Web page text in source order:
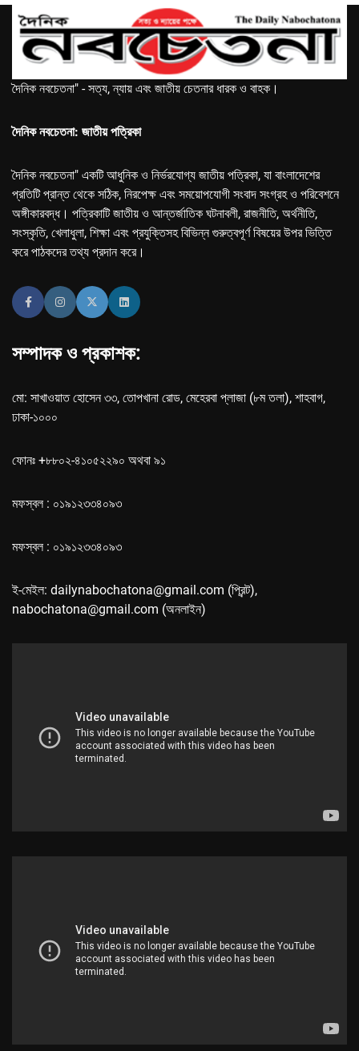
দৈনিক নবচেতনা" - সত্য, ন্যায় এবং জাতীয় চেতনার ধারক ও বাহক।
দৈনিক নবচেতনা: জাতীয় পত্রিকা
দৈনিক নবচেতনা" একটি আধুনিক ও নির্ভরযোগ্য জাতীয় পত্রিকা, যা বাংলাদেশের
প্রতিটি প্রান্ত থেকে সঠিক, নিরপেক্ষ এবং সময়োপযোগী সংবাদ সংগ্রহ ও পরিবেশনে
অঙ্গীকারবদ্ধ। পত্রিকাটি জাতীয় ও আন্তর্জাতিক ঘটনাবলী, রাজনীতি, অর্থনীতি,
সংস্কৃতি, খেলাধুলা, শিক্ষা এবং প্রযুক্তিসহ বিভিন্ন গুরুত্বপূর্ণ বিষয়ের উপর ভিত্তি
করে পাঠকদের তথ্য প্রদান করে।
সম্পাদক ও প্রকাশক:
মো: সাখাওয়াত হোসেন ৩৩, তোপখানা রোড, মেহেরবা প্লাজা (৮ম তলা), শাহবাগ,
ঢাকা-১০০০
ফোনঃ +৮৮০২-৪১০৫২২৯০ অথবা ৯১
মফস্বল : ০১৯১২৩৩৪০৯৩
মফস্বল : ০১৯১২৩৩৪০৯৩
ই-মেইল: dailynabochatona@gmail.com (প্রিন্ট),
nabochatona@gmail.com (অনলাইন)